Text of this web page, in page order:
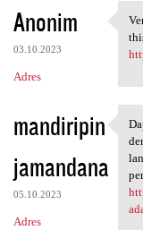
Anonim
03.10.2023
Adres
mandiripin
jamandana
05.10.2023
Adres